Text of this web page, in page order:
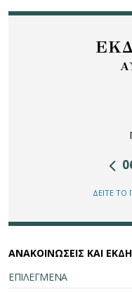
ΔΕΙΤΕ
ΑΝΑΚΟΙΝΩΣΕΙΣ ΚΑΙ
ΕΠΙΛΕΓΜΕΝΑ